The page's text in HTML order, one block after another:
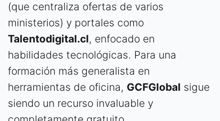
(que centraliza ofertas de varios
ministerios) y portales como
Talentodigital.cl, enfocado en
habilidades tecnológicas. Para una
formación más generalista en
herramientas de oficina, GCFGlobal sigue
siendo un recurso invaluable y